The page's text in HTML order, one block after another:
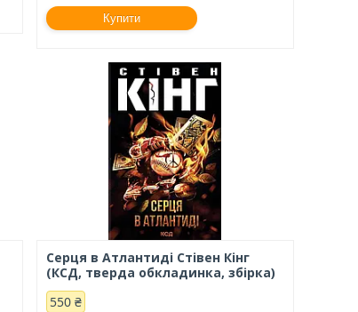
Купити
Серця в Атлантиді Стівен Кінг
(КСД, тверда обкладинка, збірка)
550 ₴